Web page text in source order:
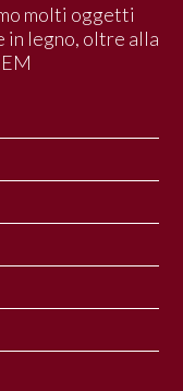
molti oggetti
in legno, oltre alla